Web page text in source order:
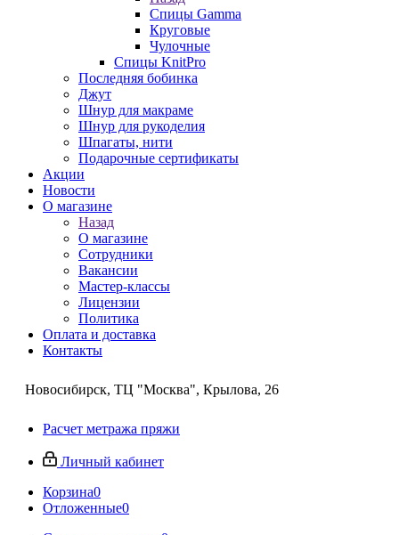
Спицы Gamma
Круговые
Чулочные
Спицы KnitPro
Последняя бобинка
Джут
Шнур для макраме
Шнур для рукоделия
Шпагаты, нити
Подарочные сертификаты
Акции
Новости
О магазине
Назад
О магазине
Сотрудники
Вакансии
Мастер-классы
Лицензии
Политика
Оплата и доставка
Контакты
Новосибирск, ТЦ "Москва", Крылова, 26
Расчет метража пряжи
Личный кабинет
Корзина0
Отложенные0